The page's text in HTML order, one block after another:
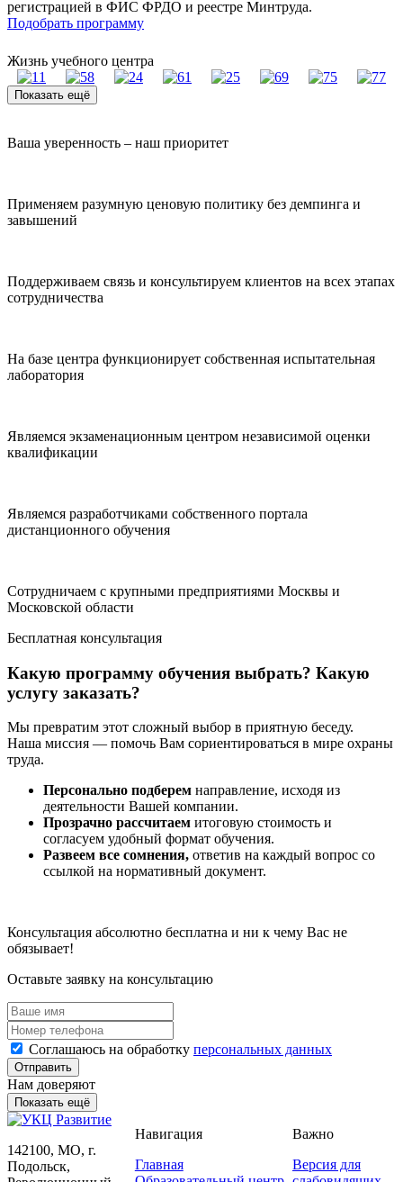
регистрацией в ФИС ФРДО и реестре Минтруда.
Подобрать программу
Жизнь учебного центра
Показать ещё
Ваша уверенность – наш приоритет
Применяем разумную ценовую политику без демпинга и
завышений
Поддерживаем связь и консультируем клиентов на всех этапах
сотрудничества
На базе центра функционирует собственная испытательная
лаборатория
Являемся экзаменационным центром независимой оценки
квалификации
Являемся разработчиками собственного портала
дистанционного обучения
Сотрудничаем с крупными предприятиями Москвы и
Московской области
Бесплатная консультация
Какую программу обучения выбрать? Какую
услугу заказать?
Мы превратим этот сложный выбор в приятную беседу.
Наша миссия — помочь Вам сориентироваться в мире охраны
труда.
Персонально подберем направление, исходя из
деятельности Вашей компании.
Прозрачно рассчитаем итоговую стоимость и
согласуем удобный формат обучения.
Развеем все сомнения, ответив на каждый вопрос со
ссылкой на нормативный документ.
Консультация абсолютно бесплатна и ни к чему Вас не
обязывает!
Оставьте заявку на консультацию
Соглашаюсь на обработку персональных данных
Отправить
Нам доверяют
Показать ещё
142100, МО, г.
Подольск,
Навигация
Главная
Важно
Версия для